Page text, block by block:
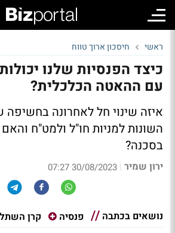
ראשי חיסכון ארוך טווח
כיצד הפנסיות שלנו
עם ההאטה הכלכלית?
איזה שינוי חל לאחרונה בחשיפה
השונות למניות חו"ל ולמט"ח
בסכנה?
ירון שמיר |
30/08/2023 07:27
נושאים בכתבה פנסיה קרן